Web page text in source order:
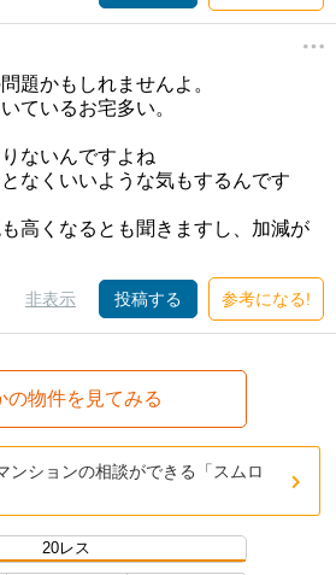
題かもしれませんよ。
ているお宅多い。
ないんですよね
なくいいような気もするんです
高くなるとも聞きますし、加減が
非表示 投稿する 参考になる!
の物件を見てみる
ンションの相談ができる「スムロ
20レス